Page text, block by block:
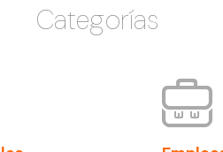
Categorías